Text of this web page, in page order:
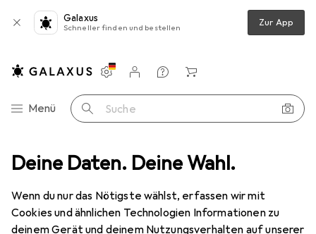
Deine Daten. Deine Wahl.
Wenn du nur das Nötigste wählst, erfassen wir mit
Cookies und ähnlichen Technologien Informationen zu
deinem Gerät und deinem Nutzungsverhalten auf unserer
Galaxus
Schneller finden und bestellen Zur App
Navigation nach Kategorien
Menü Suche
Einstellungen
Kundenkonto
Vergleichslisten
Merklisten
Warenkorb
Wanddekoration Bilderrahmen Walther Design New Lifestyle
4 Bilder